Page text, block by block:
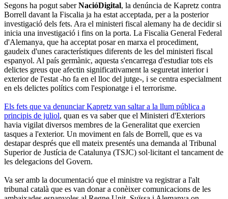
Segons ha pogut saberNacióDigital, la denúncia de Kapretz contra
Borrell davant la Fiscalia ja ha estat acceptada, per a la posterior
investigació dels fets. Ara el ministeri fiscal alemany ha de decidir si
inicia una investigació i fins on la porta. La Fiscalia General Federal
d'Alemanya, que ha acceptat posar en marxa el procediment,
gaudeix d'unes característiques diferents de les del ministeri fiscal
espanyol. Al país germànic, aquesta s'encarrega d'estudiar tots els
delictes greus que afectin significativament la seguretat interior i
exterior de l'estat -ho fa en el lloc del jutge-, i se centra especialment
en els delictes polítics com l'espionatge i el terrorisme.
Els fets que va denunciar Kapretz van saltar a la llum pública a
principis de juliol, quan es va saber que el Ministeri d'Exteriors
havia vigilat diversos membres de la Generalitat que exercien
tasques a l'exterior. Un moviment en fals de Borrell, que es va
destapar després que ell mateix presentés una demanda al Tribunal
Superior de Justícia de Catalunya (TSJC) sol·licitant el tancament de
les delegacions del Govern.
Va ser amb la documentació que el ministre va registrar a l'alt
tribunal català que es van donar a conèixer comunicacions de les